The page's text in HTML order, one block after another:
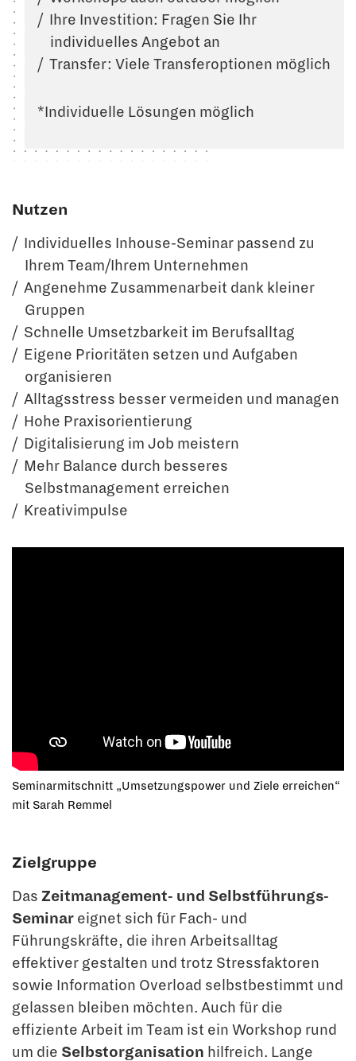
Ihre Investition: Fragen Sie Ihr
individuelles Angebot an
Transfer: Viele Transferoptionen möglich
*Individuelle Lösungen möglich
Nutzen
Individuelles Inhouse-Seminar passend zu
Ihrem Team/Ihrem Unternehmen
Angenehme Zusammenarbeit dank kleiner
Gruppen
Schnelle Umsetzbarkeit im Berufsalltag
Eigene Prioritäten setzen und Aufgaben
organisieren
Alltagsstress besser vermeiden und managen
Hohe Praxisorientierung
Digitalisierung im Job meistern
Mehr Balance durch besseres
Selbstmanagement erreichen
Kreativimpulse
Seminarmitschnitt „Umsetzungspower und Ziele erreichen“
mit Sarah Remmel
Zielgruppe
Das Zeitmanagement- und Selbstführungs-
Seminar eignet sich für Fach- und
Führungskräfte, die ihren Arbeitsalltag
effektiver gestalten und trotz Stressfaktoren
sowie Information Overload selbstbestimmt und
gelassen bleiben möchten. Auch für die
effiziente Arbeit im Team ist ein Workshop rund
um die Selbstorganisation hilfreich. Lange